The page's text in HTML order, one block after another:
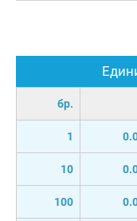
бр.
1
10
100